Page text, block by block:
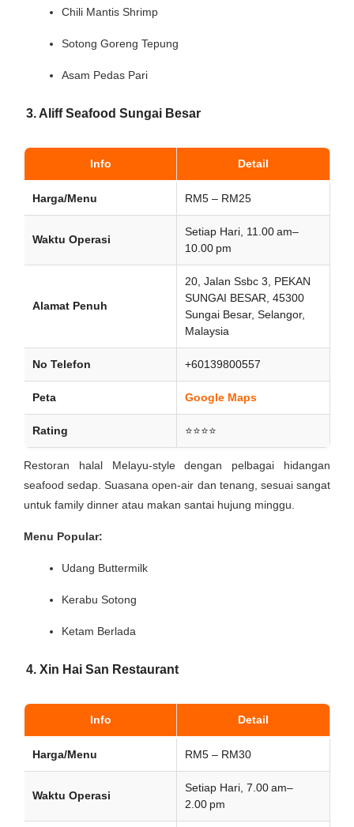
Chili Mantis Shrimp
Sotong Goreng Tepung
Asam Pedas Pari
3. Aliff Seafood Sungai Besar
Info Detail
Harga/Menu RM5 – RM25
Waktu Operasi
Setiap Hari, 11.00 am–
10.00 pm
Alamat Penuh
20, Jalan Ssbc 3, PEKAN
SUNGAI BESAR, 45300
Sungai Besar, Selangor,
Malaysia
No Telefon +60139800557
Peta Google Maps
Rating ⭐⭐⭐⭐
Restoran halal Melayu-style dengan pelbagai hidangan
seafood sedap. Suasana open-air dan tenang, sesuai sangat
untuk family dinner atau makan santai hujung minggu.
Menu Popular:
Udang Buttermilk
Kerabu Sotong
Ketam Berlada
4. Xin Hai San Restaurant
Info Detail
Harga/Menu RM5 – RM30
Waktu Operasi
Setiap Hari, 7.00 am–
2.00 pm